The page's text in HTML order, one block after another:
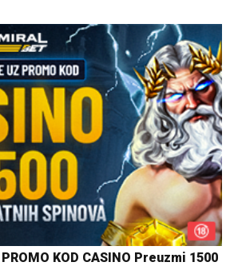
PROMO KOD CASINO Preuzmi 1500